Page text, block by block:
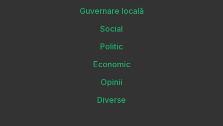
Guvernare locală
Social
Politic
Economic
Opinii
Diverse